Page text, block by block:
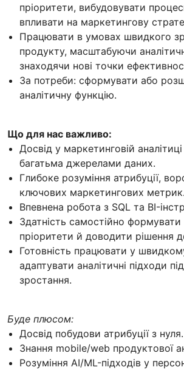
пріоритети, вибудовувати
впливати на маркетингову
Працювати в умовах швидкого
продукту, масштабуючи
знаходячи нові точки
За потреби: сформувати або
аналітичну функцію.
Що для нас важливо:
Досвід у маркетинговій
багатьма джерелами даних.
Глибоке розуміння атрибуції,
ключових маркетингових метрик.
Впевнена робота з SQL та BI-
Здатність самостійно формувати
пріоритети й доводити рішення
Готовність працювати у
адаптувати аналітичні підходи
зростання.
Буде плюсом:
Досвід побудови атрибуції з нуля.
Знання mobile/web продуктової
Розуміння AI/ML-підходів у